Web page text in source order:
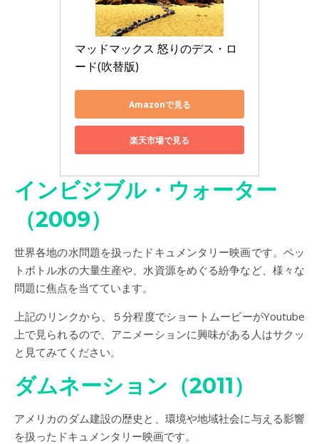
マッドマックス 怒りのデス・ロ
ード(吹替版)
Amazonで見る
楽天市場で見る
インビジブル・ウォーター
（2009）
世界各地の水問題を扱ったドキュメンタリー映画です。ペッ
トボトル水の大量生産や、水資源をめぐる紛争など、様々な
問題に焦点を当てています。
上記のリンクから、５分程度でショートムービーがYoutube
上で見られるので、アニメーションに興味がある人はサクッ
と見てみてください。
ダムネーション（2011）
アメリカのダム建設の歴史と、環境や地域社会に与える影響
を扱ったドキュメンタリー映画です。